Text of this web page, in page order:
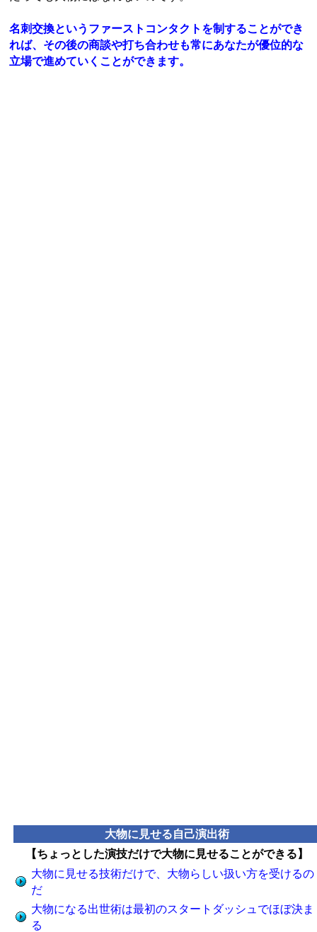
名刺交換というファーストコンタクトを制することができ
れば、その後の商談や打ち合わせも常にあなたが優位的な
立場で進めていくことができます。
大物に見せる自己演出術
【ちょっとした演技だけで大物に見せることができる】
大物に見せる技術だけで、大物らしい扱い方を受けるの
だ
大物になる出世術は最初のスタートダッシュでほぼ決ま
る